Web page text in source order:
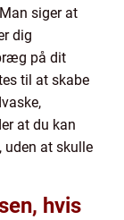
siger at
dig
på dit
til at skabe
at du kan
uden at skulle
hvis